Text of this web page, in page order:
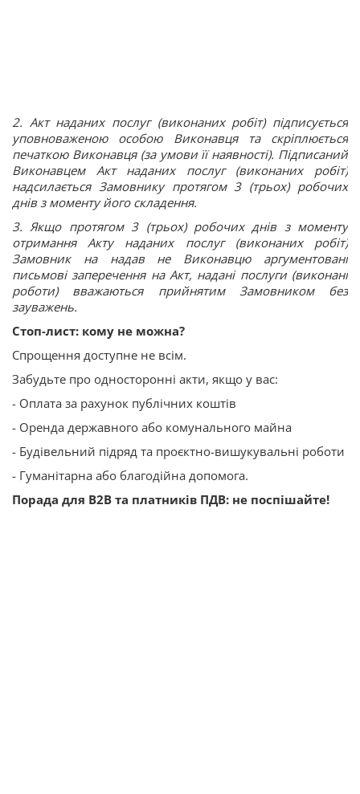
2. Акт наданих послуг (виконаних робіт) підписується
уповноваженою особою Виконавця та скріплюється
печаткою Виконавця (за умови її наявності). Підписаний
Виконавцем Акт наданих послуг (виконаних робіт)
надсилається Замовнику протягом 3 (трьох) робочих
днів з моменту його складення.
3. Якщо протягом 3 (трьох) робочих днів з моменту
отримання Акту наданих послуг (виконаних робіт)
Замовник на надав не Виконавцю аргументовані
письмові заперечення на Акт, надані послуги (виконані
роботи) вважаються прийнятим Замовником без
зауважень.
Стоп-лист: кому не можна?
Спрощення доступне не всім.
Забудьте про односторонні акти, якщо у вас:
- Оплата за рахунок публічних коштів
- Оренда державного або комунального майна
- Будівельний підряд та проєктно-вишукувальні роботи
- Гуманітарна або благодійна допомога.
Порада для B2B та платників ПДВ: не поспішайте!